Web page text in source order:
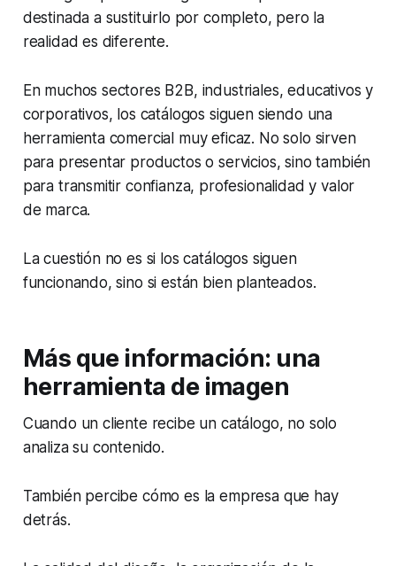
destinada a sustituirlo por completo, pero la
realidad es diferente.
En muchos sectores B2B, industriales, educativos y
corporativos, los catálogos siguen siendo una
herramienta comercial muy eficaz. No solo sirven
para presentar productos o servicios, sino también
para transmitir confianza, profesionalidad y valor
de marca.
La cuestión no es si los catálogos siguen
funcionando, sino si están bien planteados.
Más que información: una
herramienta de imagen
Cuando un cliente recibe un catálogo, no solo
analiza su contenido.
También percibe cómo es la empresa que hay
detrás.